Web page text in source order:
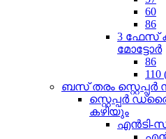
60
86
3 ഫേസ്
മോട്ടോർ
86
110
ബസ് തരം സ്റ്റെപ്പർ
സ്റ്റെപ്പർ
കഴിയും
എൻ‌ടി-